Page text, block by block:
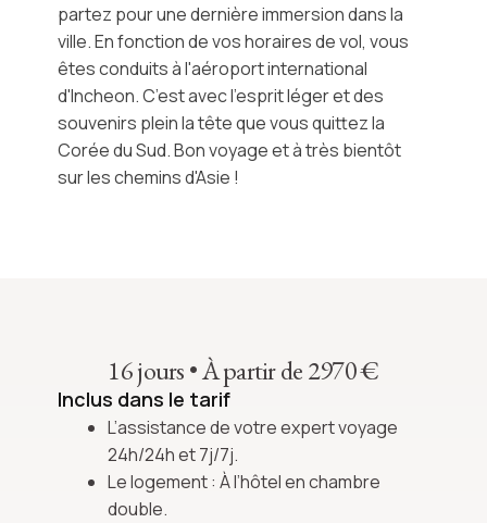
partez pour une dernière immersion dans la
ville. En fonction de vos horaires de vol, vous
êtes conduits àl'aéroport international
d'Incheon. C’est avec l’esprit léger et des
souvenirs plein la tête que vous quittez la
Corée du Sud. Bon voyage et à très bientôt
sur les chemins d'Asie !
16 jours•À partir de 2970 €
Inclus dans le tarif
L’assistance de votre expert voyage
24h/24h et 7j/7j.
Le logement : À l’hôtel en chambre
double.